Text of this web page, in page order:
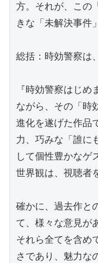
方。それが、この
きな「未解決事件
総括：時効警察は
『時効警察はじ
ながら、その「時
進化を遂げた作品
力、巧みな「誰に
して個性豊かなゲ
世界観は、視聴者
確かに、過去作と
て、様々な意見が
それら全てを含め
さであり、魅力な